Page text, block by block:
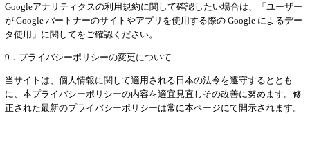
Googleアナリティクスの利用規約に関して確認したい場合は、「ユーザー
が Google パートナーのサイトやアプリを使用する際の Google によるデー
タ使用」に関してをご確認ください。
9．プライバシーポリシーの変更について
当サイトは、個人情報に関して適用される日本の法令を遵守するととも
に、本プライバシーポリシーの内容を適宜見直しその改善に努めます。修
正された最新のプライバシーポリシーは常に本ページにて開示されます。